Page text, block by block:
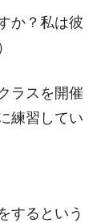
か？私は彼
ラスを開催
練習してい
するという